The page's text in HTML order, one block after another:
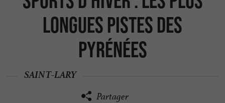
longues pistes des
Pyrénées
SAINT-LARY
Partager